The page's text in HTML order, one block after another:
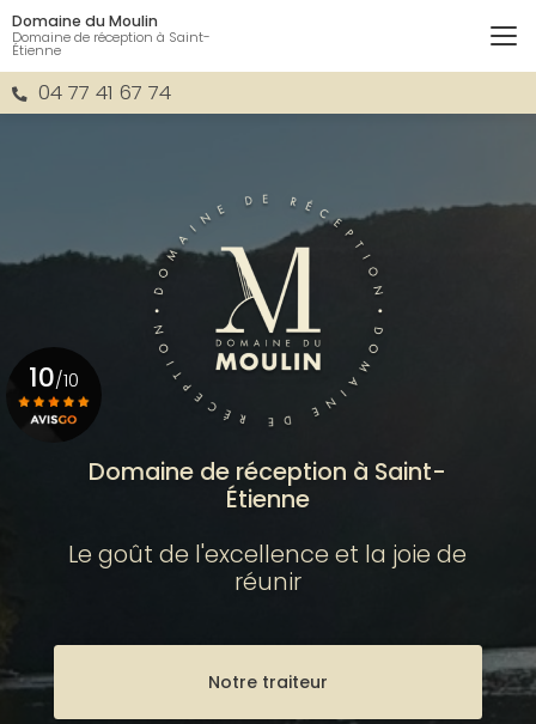
Aller
au
contenu
principal04 77 41 67 74
Domaine du Moulin
Domaine de réception à Saint-
Étienne
Domaine de réception à Saint-
Étienne
Le goût de l'excellence et la joie de
réunir
Notre traiteur
10/10